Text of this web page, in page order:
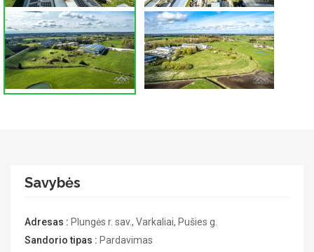
Savybės
Adresas : Plungės r. sav., Varkaliai, Pušies g.
Sandorio tipas : Pardavimas